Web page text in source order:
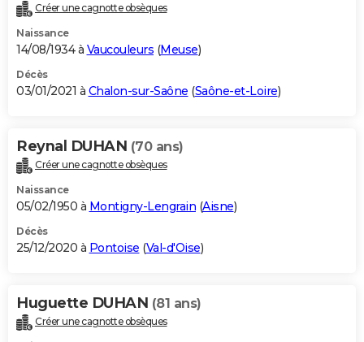
Créer une cagnotte obsèques
Naissance
14/08/1934 à Vaucouleurs (Meuse)
Décès
03/01/2021 à Chalon-sur-Saône (Saône-et-Loire)
Reynal DUHAN (70 ans)
Créer une cagnotte obsèques
Naissance
05/02/1950 à Montigny-Lengrain (Aisne)
Décès
25/12/2020 à Pontoise (Val-d'Oise)
Huguette DUHAN (81 ans)
Créer une cagnotte obsèques